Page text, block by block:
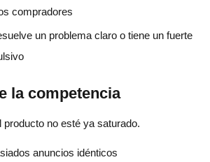
compradores
un problema claro o tiene un fuerte
la competencia
producto no esté ya saturado.
anuncios idénticos